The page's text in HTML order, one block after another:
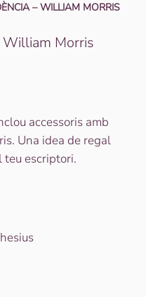
– WILLIAM MORRIS
William Morris
accessoris amb
Una idea de regal
teu escriptori.